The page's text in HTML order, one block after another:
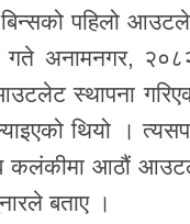
बिन्सको पहिलो
अनामनगर,
स्थापना
थियो ।
आठौं
बताए ।